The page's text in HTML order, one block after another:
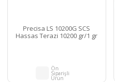
Precisa LS 10200G SCS
Hassas Terazi 10200 gr/1 gr
Ön
Siparişli
Ürün